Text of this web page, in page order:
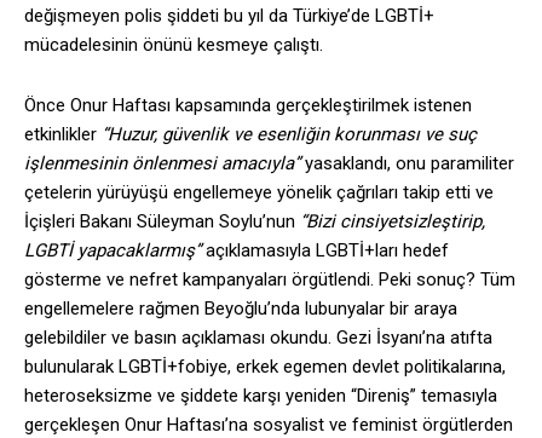
değişmeyen polis şiddeti bu yıl da Türkiye’de LGBTİ+
mücadelesinin önünü kesmeye çalıştı.
Önce Onur Haftası kapsamında gerçekleştirilmek istenen
etkinlikler “Huzur, güvenlik ve esenliğin korunması ve suç
işlenmesinin önlenmesi amacıyla”yasaklandı, onu paramiliter
çetelerin yürüyüşü engellemeye yönelik çağrıları takip etti ve
İçişleri Bakanı Süleyman Soylu’nun “Bizi cinsiyetsizleştirip,
LGBTİ yapacaklarmış”açıklamasıyla LGBTİ+ları hedef
gösterme ve nefret kampanyaları örgütlendi. Peki sonuç? Tüm
engellemelere rağmen Beyoğlu’nda lubunyalar bir araya
gelebildiler ve basın açıklaması okundu. Gezi İsyanı’na atıfta
bulunularak LGBTİ+fobiye, erkek egemen devlet politikalarına,
heteroseksizme ve şiddete karşı yeniden “Direniş” temasıyla
gerçekleşen Onur Haftası’na sosyalist ve feminist örgütlerden